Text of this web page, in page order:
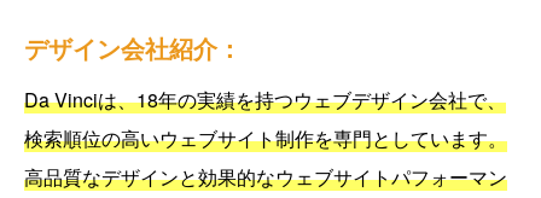
デザイン会社紹介：
Da Vinciは、18年の実績を持つウェブデザイン会社で、
検索順位の高いウェブサイト制作を専門としています。
高品質なデザインと効果的なウェブサイトパフォーマン